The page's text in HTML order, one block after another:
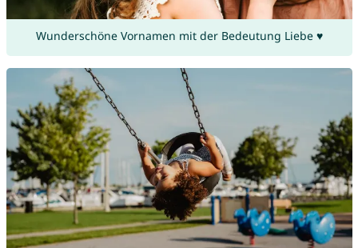
Wunderschöne Vornamen mit der Bedeutung Liebe ♥